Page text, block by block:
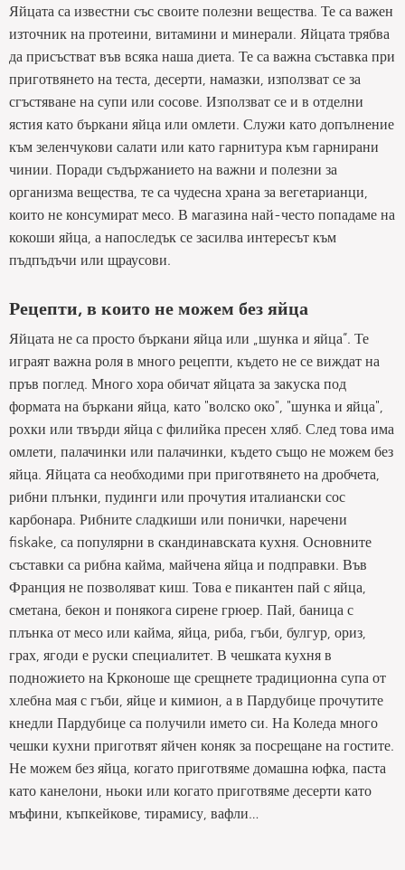
Яйцата са известни със своите полезни вещества. Те са важен
източник на протеини, витамини и минерали. Яйцата трябва
да присъстват във всяка наша диета. Те са важна съставка при
приготвянето на теста, десерти, намазки, използват се за
сгъстяване на супи или сосове. Използват се и в отделни
ястия като бъркани яйца или омлети. Служи като допълнение
към зеленчукови салати или като гарнитура към гарнирани
чинии. Поради съдържанието на важни и полезни за
организма вещества, те са чудесна храна за вегетарианци,
които не консумират месо. В магазина най-често попадаме на
кокоши яйца, а напоследък се засилва интересът към
пъдпъдъчи или щраусови.
Рецепти, в които не можем без яйца
Яйцата не са просто бъркани яйца или „шунка и яйца“. Те
играят важна роля в много рецепти, където не се виждат на
пръв поглед. Много хора обичат яйцата за закуска под
формата на бъркани яйца, като "волско око", "шунка и яйца",
рохки или твърди яйца с филийка пресен хляб. След това има
омлети, палачинки или палачинки, където също не можем без
яйца. Яйцата са необходими при приготвянето на дробчета,
рибни плънки, пудинги или прочутия италиански сос
карбонара. Рибните сладкиши или понички, наречени
fiskake, са популярни в скандинавската кухня. Основните
съставки са рибна кайма, майчена яйца и подправки. Във
Франция не позволяват киш. Това е пикантен пай с яйца,
сметана, бекон и понякога сирене грюер. Пай, баница с
плънка от месо или кайма, яйца, риба, гъби, булгур, ориз,
грах, ягоди е руски специалитет. В чешката кухня в
подножието на Крконоше ще срещнете традиционна супа от
хлебна мая с гъби, яйце и кимион, а в Пардубице прочутите
кнедли Пардубице са получили името си. На Коледа много
чешки кухни приготвят яйчен коняк за посрещане на гостите.
Не можем без яйца, когато приготвяме домашна юфка, паста
като канелони, ньоки или когато приготвяме десерти като
мъфини, къпкейкове, тирамису, вафли…